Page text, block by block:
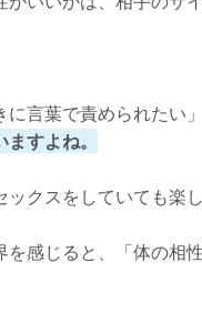
に言葉で責められたい
すよね。
クスをしていても楽
を感じると、「体の相